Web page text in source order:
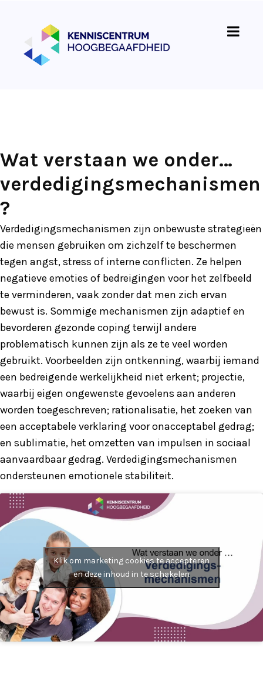
Wat verstaan we onder…
verdedigingsmechanismen
?
Verdedigingsmechanismen zijn onbewuste strategieën
die mensen gebruiken om zichzelf te beschermen
tegen angst, stress of interne conflicten. Ze helpen
negatieve emoties of bedreigingen voor het zelfbeeld
te verminderen, vaak zonder dat men zich ervan
bewust is. Sommige mechanismen zijn adaptief en
bevorderen gezonde coping terwijl andere
problematisch kunnen zijn als ze te veel worden
gebruikt. Voorbeelden zijn ontkenning, waarbij iemand
een bedreigende werkelijkheid niet erkent; projectie,
waarbij eigen ongewenste gevoelens aan anderen
worden toegeschreven; rationalisatie, het zoeken van
een acceptabele verklaring voor onacceptabel gedrag;
en sublimatie, het omzetten van impulsen in sociaal
aanvaardbaar gedrag. Verdedigingsmechanismen
ondersteunen emotionele stabiliteit.
Klik om marketing cookies te accepteren
en deze inhoud in te schakelen